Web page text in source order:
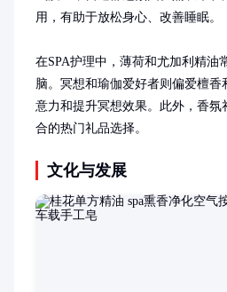
用，有助于放松身心、改善睡眠。
在SPA护理中，薄荷和尤加利精油
脑。冥想和瑜伽爱好者则偏爱檀香
意力和提升冥想效果。此外，香氛
合的热门礼品选择。
文化与发展